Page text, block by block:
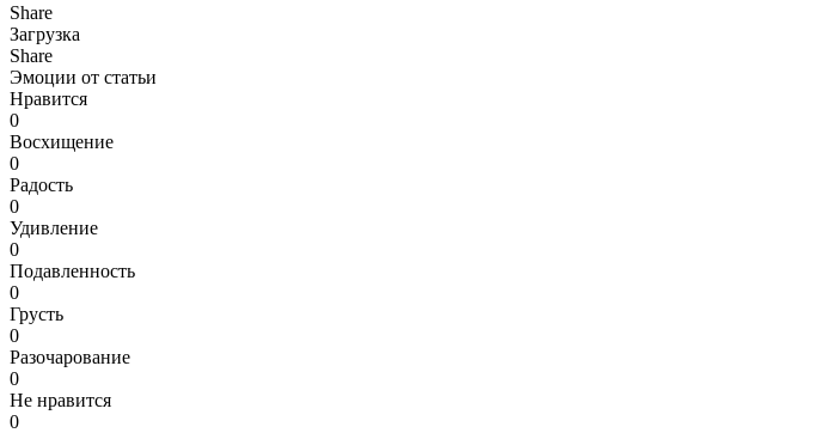
Share
Загрузка
Share
Эмоции от статьи
Нравится
0
Восхищение
0
Радость
0
Удивление
0
Подавленность
0
Грусть
0
Разочарование
0
Не нравится
0